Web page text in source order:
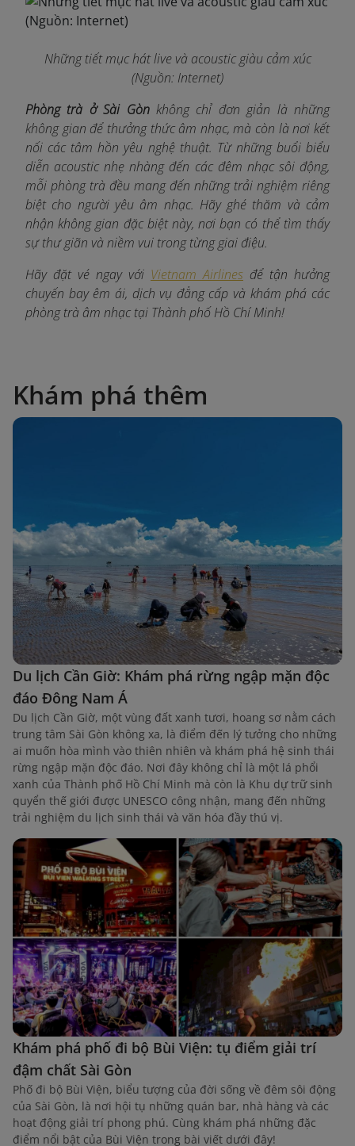
Những tiết mục hát live và acoustic giàu cảm xúc
(Nguồn: Internet)
Phòng trà ở Sài Gònkhông chỉ đơn giản là những
không gian để thưởng thức âm nhạc, mà còn là nơi kết
nối các tâm hồn yêu nghệ thuật. Từ những buổi biểu
diễn acoustic nhẹ nhàng đến các đêm nhạc sôi động,
mỗi phòng trà đều mang đến những trải nghiệm riêng
biệt cho người yêu âm nhạc. Hãy ghé thăm và cảm
nhận không gian đặc biệt này, nơi bạn có thể tìm thấy
sự thư giãn và niềm vui trong từng giai điệu.
Hãy đặt vé ngay với Vietnam Airlines để tận hưởng
chuyến bay êm ái, dịch vụ đẳng cấp và khám phá các
phòng trà âm nhạc tại Thành phố Hồ Chí Minh!
Khám phá thêm
Du lịch Cần Giờ: Khám phá rừng ngập mặn độc
đáo Đông Nam Á
Du lịch Cần Giờ, một vùng đất xanh tươi, hoang sơ nằm cách
trung tâm Sài Gòn không xa, là điểm đến lý tưởng cho những
ai muốn hòa mình vào thiên nhiên và khám phá hệ sinh thái
rừng ngập mặn độc đáo. Nơi đây không chỉ là một lá phổi
xanh của Thành phố Hồ Chí Minh mà còn là Khu dự trữ sinh
quyển thế giới được UNESCO công nhận, mang đến những
trải nghiệm du lịch sinh thái và văn hóa đầy thú vị.
Khám phá phố đi bộ Bùi Viện: tụ điểm giải trí
đậm chất Sài Gòn
Phố đi bộ Bùi Viện, biểu tượng của đời sống về đêm sôi động
của Sài Gòn, là nơi hội tụ những quán bar, nhà hàng và các
hoạt động giải trí phong phú. Cùng khám phá những đặc
điểm nổi bật của Bùi Viện trong bài viết dưới đây!